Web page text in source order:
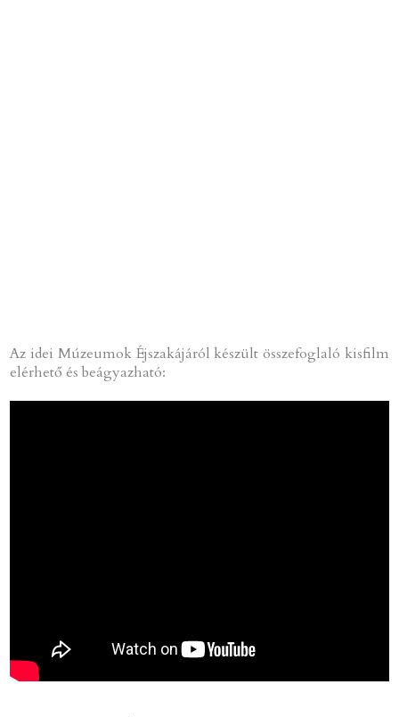
Az idei Múzeumok Éjszakájáról készült összefoglaló kisfilm
elérhető és beágyazható: